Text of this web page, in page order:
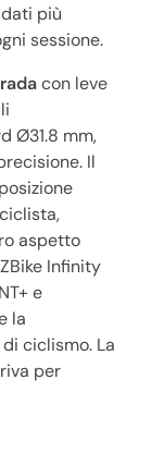
più
sessione.
con leve
Ø31.8 mm,
Il
aspetto
Infinity
e
la
ciclismo. La
per